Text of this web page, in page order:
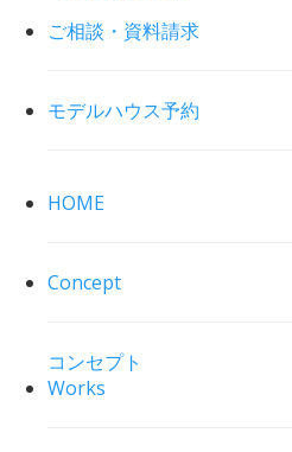
ご相談・資料請求
モデルハウス予約
HOME
Concept
コンセプト
Works